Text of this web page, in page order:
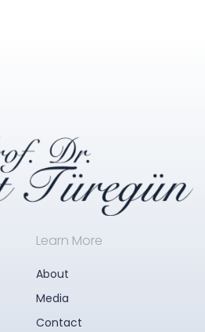
Learn More
About
Media
Contact